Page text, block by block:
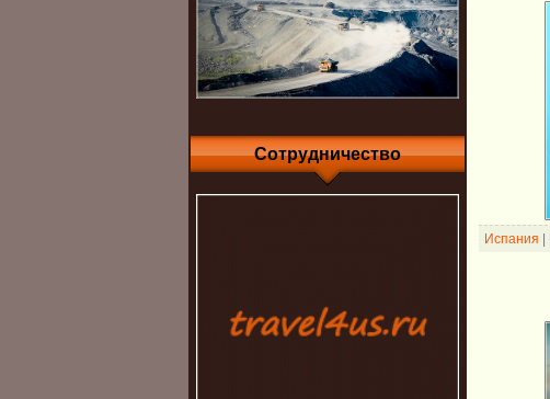
Сотрудничество
Испания